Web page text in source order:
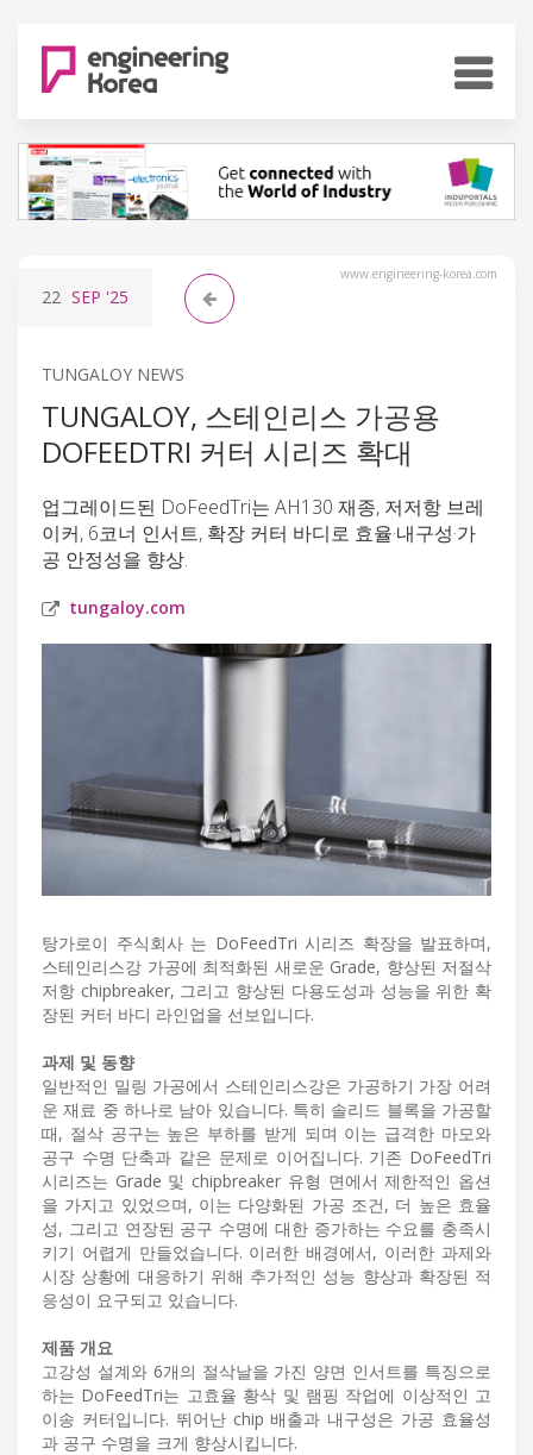
www.engineering-korea.com
22 SEP '25
TUNGALOY NEWS
TUNGALOY, 스테인리스 가공용
DOFEEDTRI 커터 시리즈 확대
업그레이드된 DoFeedTri는 AH130 재종, 저저항 브레
이커, 6코너 인서트, 확장 커터 바디로 효율·내구성·가
공 안정성을 향상.
tungaloy.com
탕가로이 주식회사 는 DoFeedTri 시리즈 확장을 발표하며,
스테인리스강 가공에 최적화된 새로운 Grade, 향상된 저절삭
저항 chipbreaker, 그리고 향상된 다용도성과 성능을 위한 확
장된 커터 바디 라인업을 선보입니다.
과제 및 동향
일반적인 밀링 가공에서 스테인리스강은 가공하기 가장 어려
운 재료 중 하나로 남아 있습니다. 특히 솔리드 블록을 가공할
때, 절삭 공구는 높은 부하를 받게 되며 이는 급격한 마모와
공구 수명 단축과 같은 문제로 이어집니다. 기존 DoFeedTri
시리즈는 Grade 및 chipbreaker 유형 면에서 제한적인 옵션
을 가지고 있었으며, 이는 다양화된 가공 조건, 더 높은 효율
성, 그리고 연장된 공구 수명에 대한 증가하는 수요를 충족시
키기 어렵게 만들었습니다. 이러한 배경에서, 이러한 과제와
시장 상황에 대응하기 위해 추가적인 성능 향상과 확장된 적
응성이 요구되고 있습니다.
제품 개요
고강성 설계와 6개의 절삭날을 가진 양면 인서트를 특징으로
하는 DoFeedTri는 고효율 황삭 및 램핑 작업에 이상적인 고
이송 커터입니다. 뛰어난 chip 배출과 내구성은 가공 효율성
과 공구 수명을 크게 향상시킵니다.